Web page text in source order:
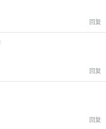
回复
回复
回复